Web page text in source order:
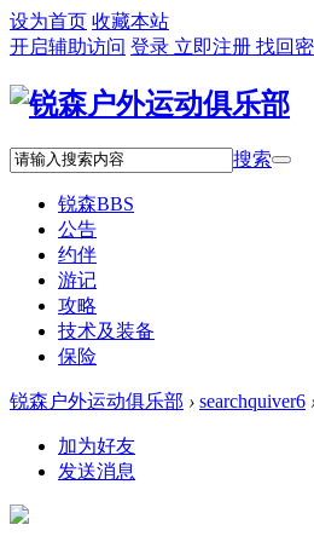
设为首页 收藏本站
开启辅助访问 登录 立即注册 找回
搜索
锐森BBS
公告
约伴
游记
攻略
技术及装备
保险
锐森户外运动俱乐部 › searchquiver6
加为好友
发送消息